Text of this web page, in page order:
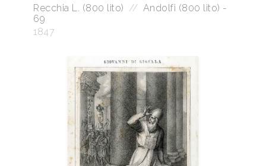
Recchia L. (800 lito) // Andolfi (800 lito) -
69
1847